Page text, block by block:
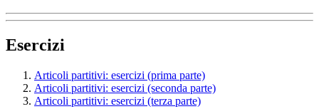
Esercizi
Articoli partitivi: esercizi (prima parte)
Articoli partitivi: esercizi (seconda parte)
Articoli partitivi: esercizi (terza parte)